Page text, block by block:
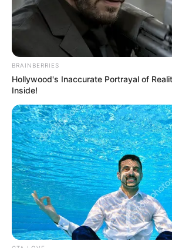
BRAINBERRIES
Hollywood's Inaccurate Portrayal of
Inside!